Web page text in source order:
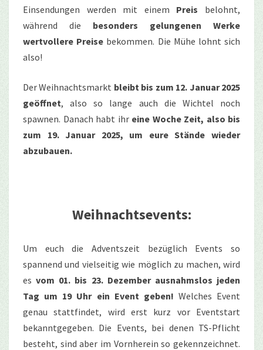
Einsendungen werden mit einem Preis belohnt,
während die besonders gelungenen Werke
wertvollere Preise bekommen. Die Mühe lohnt sich
also!
Der Weihnachtsmarkt bleibt bis zum 12. Januar 2025
geöffnet, also so lange auch die Wichtel noch
spawnen. Danach habt ihreine Woche Zeit, also bis
zum 19. Januar 2025, um eure Stände wieder
abzubauen.
Weihnachtsevents:
Um euch die Adventszeit bezüglich Events so
spannend und vielseitig wie möglich zu machen, wird
esvom 01. bis 23. Dezember ausnahmslos jeden
Tag um 19 Uhr ein Event geben! Welches Event
genau stattfindet, wird erst kurz vor Eventstart
bekanntgegeben. Die Events, bei denen TS-Pflicht
besteht, sind aber im Vornherein so gekennzeichnet.